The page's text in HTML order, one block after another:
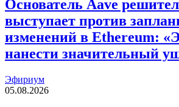
Основатель Aave
выступает против
изменений в Ethereum:
нанести значительный
Эфириум
05.08.2026